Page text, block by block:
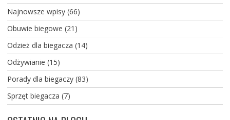
Najnowsze wpisy(66)
Obuwie biegowe (21)
Odzież dla biegacza (14)
Odżywianie (15)
Porady dla biegaczy(83)
Sprzęt biegacza (7)